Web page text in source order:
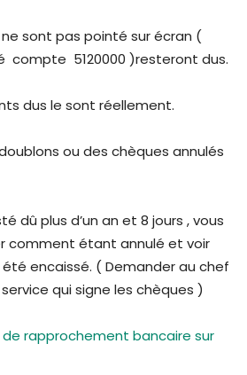
sont pas pointé sur écran (
compte 5120000 )resteront dus.
dus le sont réellement.
ou des chèques annulés
dû plus d’un an et 8 jours , vous
comment étant annulé et voir
encaissé. ( Demander au chef
qui signe les chèques )
rapprochement bancaire sur